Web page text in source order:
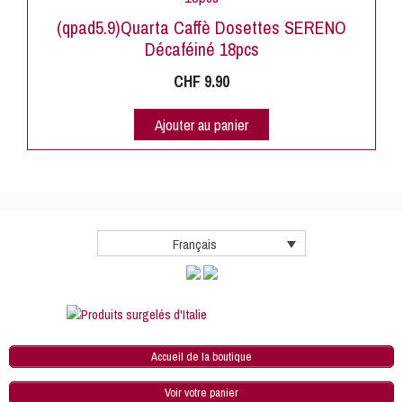
(qpad5.9)Quarta Caffè Dosettes SERENO
Décaféiné 18pcs
CHF 9.90
Ajouter au panier
Français
Accueil de la boutique
Voir votre panier